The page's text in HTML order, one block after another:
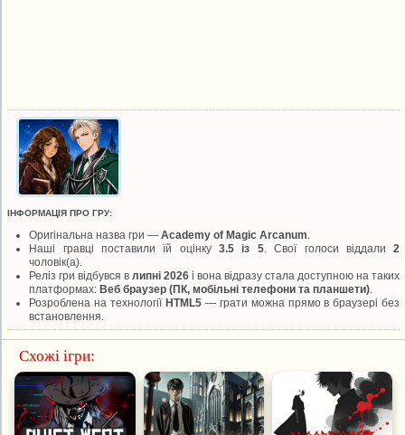
ІНФОРМАЦІЯ ПРО ГРУ:
Оригінальна назва гри —Academy of Magic Arcanum
Наші гравці поставили їй оцінку3.5 із 5. Свої голоси віддали2
чоловік(а).
Реліз гри відбувся влипні 2026 і вона відразу стала доступною на таких
платформах:Веб браузер (ПК, мобільні телефони та планшети)
Розроблена на технології HTML5— грати можна прямо в браузері без
встановлення.
Схожі ігри: